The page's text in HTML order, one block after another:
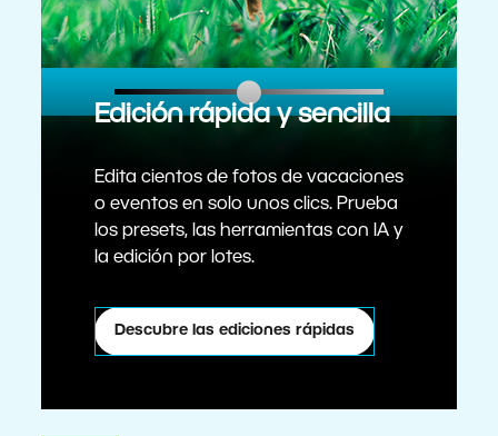
Edición rápida y sencilla
Edita cientos de fotos de vacaciones
o eventos en solo unos clics. Prueba
los presets, las herramientas con IA y
la edición por lotes.
Descubre las ediciones rápidas